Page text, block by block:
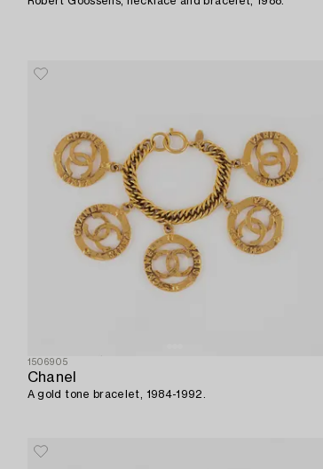
1506905
Chanel
A gold tone bracelet, 1984-1992.